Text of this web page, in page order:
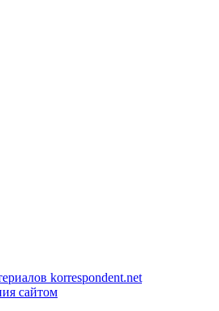
korrespondent.net
сайтом